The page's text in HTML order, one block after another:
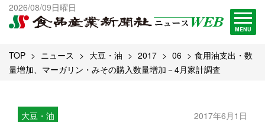
2026/08/09日曜日
MENU
出版物一覧へ
試読・購読申し込み
TOP ニュース 大豆・油 2017 06
食用油支出・数
量増加、マーガリン・みその購入数量増加－4月家計調査
大豆・油 2017年6月1日